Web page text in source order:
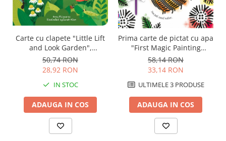
Carte cu clapete "Little Lift
and Look Garden",
cartonata, Usborne
50,74 RON
28,92 RON
IN STOC
ADAUGA IN COS
Prima carte de pictat cu apa
"First Magic Painting
Garden", Usborne
58,14 RON
33,14 RON
ULTIMELE 3 PRODUSE
ADAUGA IN COS